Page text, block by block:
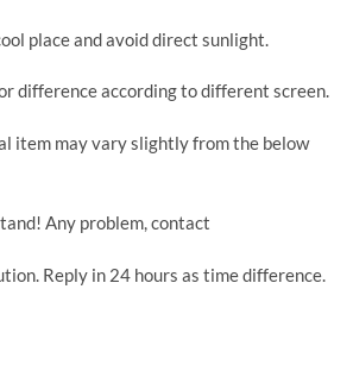
place and avoid direct sunlight.
difference according to different screen.
item may vary slightly from the below
Any problem, contact
Reply in 24 hours as time difference.